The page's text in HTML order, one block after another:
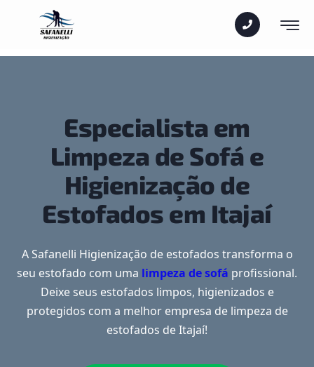
Especialista em
Limpeza de Sofá e
Higienização de
Estofados em Itajaí
A Safanelli Higienização de estofados transforma o
seu estofado com uma limpeza de sofá profissional.
Deixe seus estofados limpos, higienizados e
protegidos com a melhor empresa de limpeza de
estofados de Itajaí!